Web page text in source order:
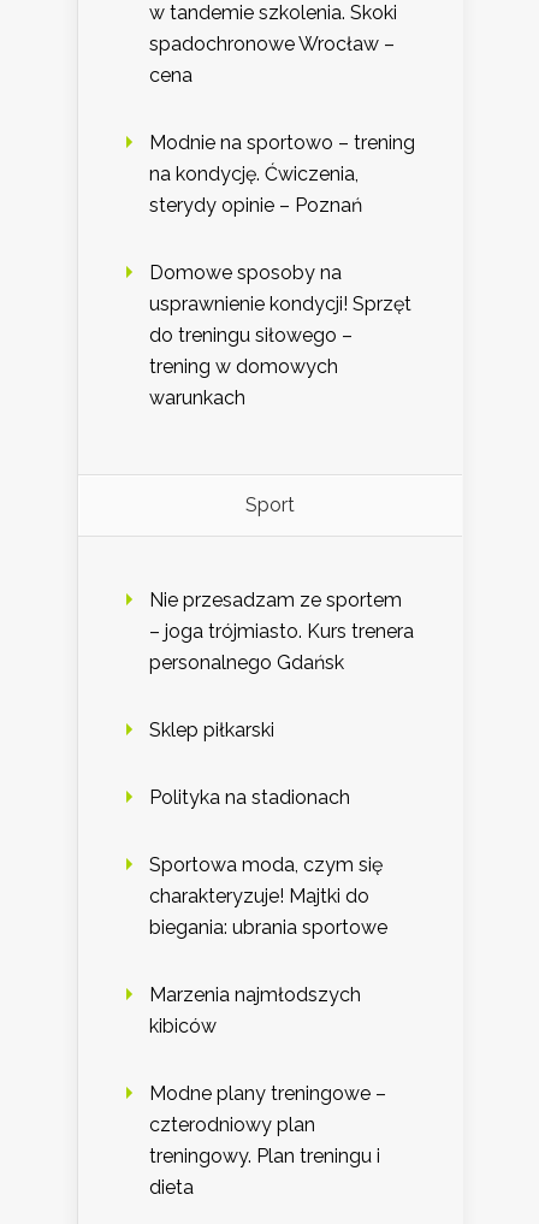
w tandemie szkolenia. Skoki
spadochronowe Wrocław –
cena
Modnie na sportowo – trening
na kondycję. Ćwiczenia,
sterydy opinie – Poznań
Domowe sposoby na
usprawnienie kondycji! Sprzęt
do treningu siłowego –
trening w domowych
warunkach
Sport
Nie przesadzam ze sportem
– joga trójmiasto. Kurs trenera
personalnego Gdańsk
Sklep piłkarski
Polityka na stadionach
Sportowa moda, czym się
charakteryzuje! Majtki do
biegania: ubrania sportowe
Marzenia najmłodszych
kibiców
Modne plany treningowe –
czterodniowy plan
treningowy. Plan treningu i
dieta